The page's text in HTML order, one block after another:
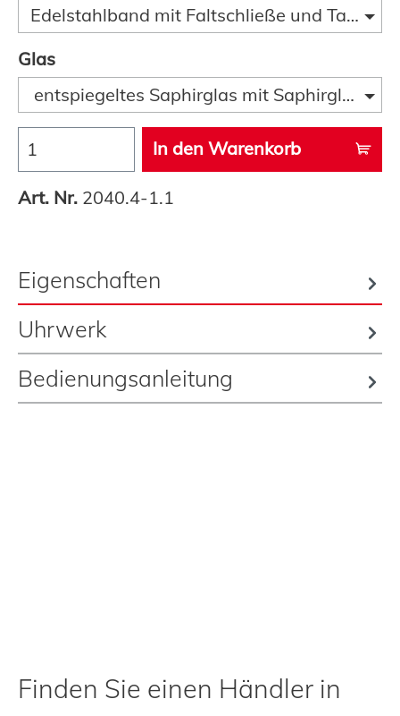
Edelstahlband mit Faltschließe und
Glas
entspiegeltes Saphirglas mit Saphirglaslupe
In den Warenkorb
Art. Nr. 2040.4-1.1
Eigenschaften
Uhrwerk
Bedienungsanleitung
Finden Sie einen Händler in